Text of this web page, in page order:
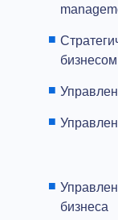
бизнесом
бизнеса